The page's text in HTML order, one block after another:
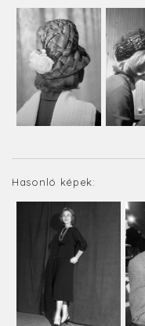
Hasonló képek: